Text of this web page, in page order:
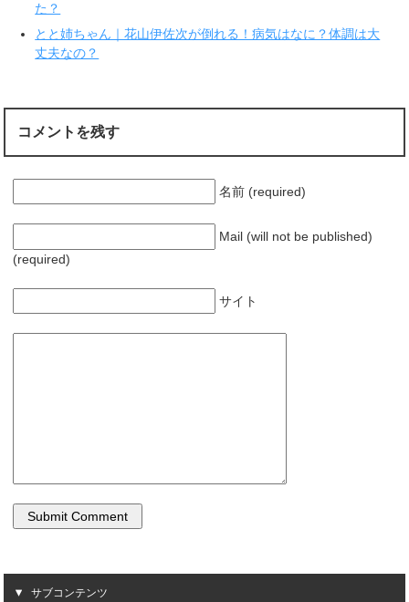
で
開
き
た？
とと姉ちゃん｜花山伊佐次が倒れる！病気はなに？体調は大
丈夫なの？
コメントを残す
名前 (required)
Mail (will not be published)
(required)
サイト
サブコンテンツ